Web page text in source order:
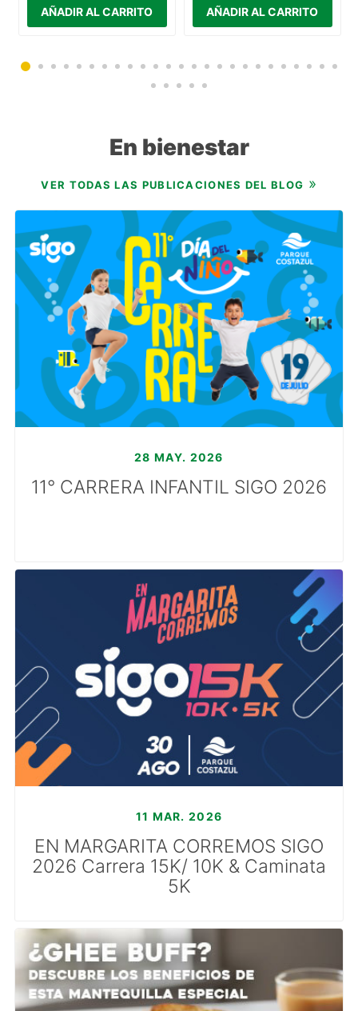
En bienestar
VER TODAS LAS PUBLICACIONES DEL BLOG
28 MAY. 2026
11° CARRERA INFANTIL SIGO 2026
11 MAR. 2026
EN MARGARITA CORREMOS SIGO
2026 Carrera 15K/ 10K & Caminata
5K